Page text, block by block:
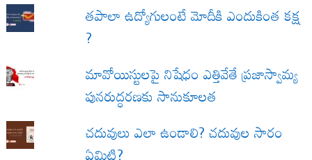
త‌పాలా ఉద్యోగులంటే మోదీకి ఎందుకింత కక్ష
?
మావోయిస్టులపై నిషేధం ఎత్తివేతే ప్రజాస్వామ్య
పునరుద్ధరణకు సానుకూలత
చదువులు ఎలా ఉండాలి? చదువుల సారం
ఏమిటి?